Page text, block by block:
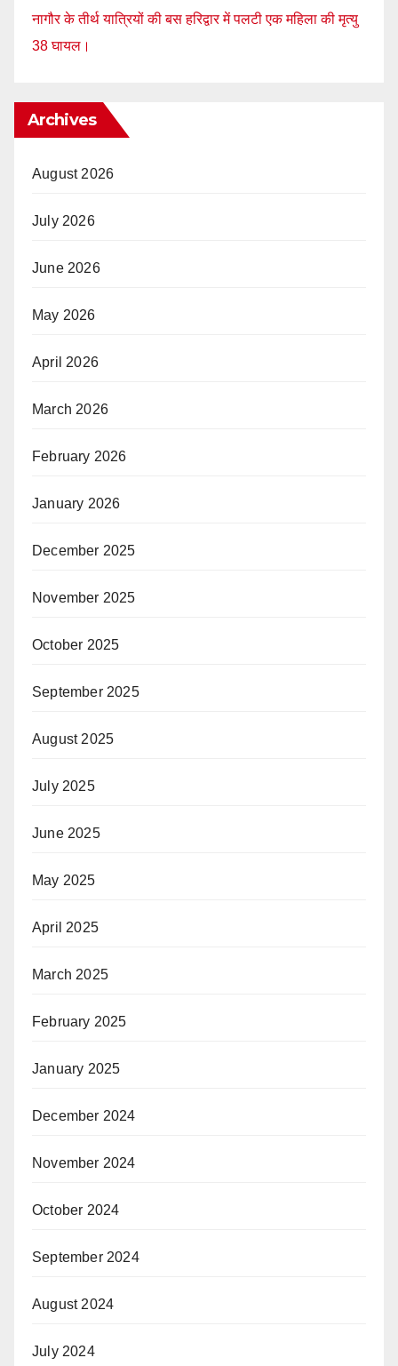
नागौर के तीर्थ यात्रियों की बस हरिद्वार में पलटी एक महिला की मृत्यु
38 घायल।
Archives
August 2026
July 2026
June 2026
May 2026
April 2026
March 2026
February 2026
January 2026
December 2025
November 2025
October 2025
September 2025
August 2025
July 2025
June 2025
May 2025
April 2025
March 2025
February 2025
January 2025
December 2024
November 2024
October 2024
September 2024
August 2024
July 2024